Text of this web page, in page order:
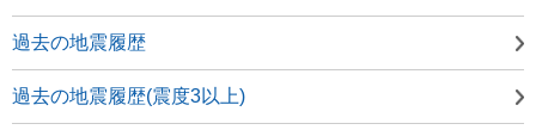
過去の地震履歴
過去の地震履歴(震度3以上)